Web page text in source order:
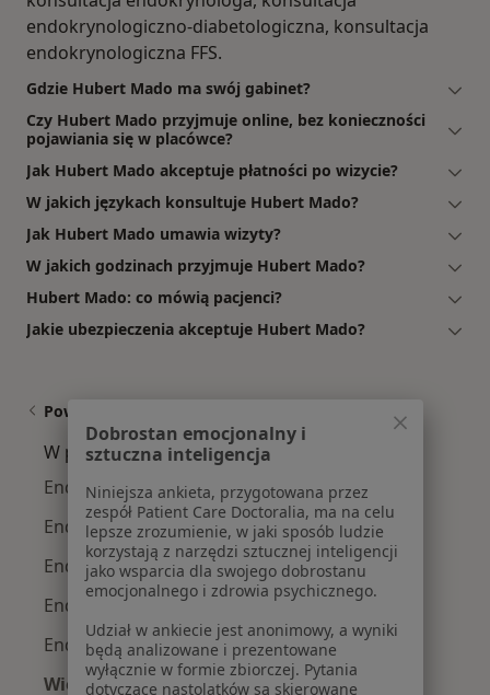
endokrynologiczno-diabetologiczna, konsultacja
endokrynologiczna FFS.
Gdzie Hubert Mado ma swój gabinet?
Czy Hubert Mado przyjmuje online, bez konieczności
pojawiania się w placówce?
Jak Hubert Mado akceptuje płatności po wizycie?
W jakich językach konsultuje Hubert Mado?
Jak Hubert Mado umawia wizyty?
W jakich godzinach przyjmuje Hubert Mado?
Hubert Mado: co mówią pacjenci?
Jakie ubezpieczenia akceptuje Hubert Mado?
Powiązane wyszukiwania
W pobliżu Radzionkowa
Endokrynolodzy w Katowicach
Endokrynolodzy w Gliwicach
Endokrynolodzy w Częstochowie
Endokrynolodzy w Zabrzu
Endokrynolodzy w Dąbrowie Górniczej
Więcej (15)
Dobrostan emocjonalny i
sztuczna inteligencja
Niniejsza ankieta, przygotowana przez
zespół Patient Care Doctoralia, ma na celu
lepsze zrozumienie, w jaki sposób ludzie
korzystają z narzędzi sztucznej inteligencji
jako wsparcia dla swojego dobrostanu
emocjonalnego i zdrowia psychicznego.
Udział w ankiecie jest anonimowy, a wyniki
będą analizowane i prezentowane
wyłącznie w formie zbiorczej. Pytania
dotyczące nastolatków są skierowane